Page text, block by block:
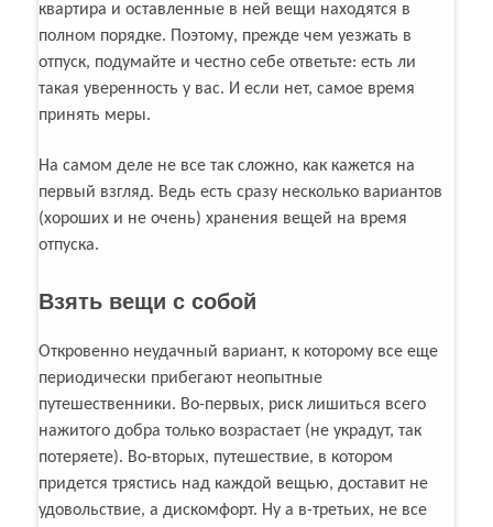
квартира и оставленные в ней вещи находятся в
полном порядке. Поэтому, прежде чем уезжать в
отпуск, подумайте и честно себе ответьте: есть ли
такая уверенность у вас. И если нет, самое время
принять меры.
На самом деле не все так сложно, как кажется на
первый взгляд. Ведь есть сразу несколько вариантов
(хороших и не очень) хранения вещей на время
отпуска.
Взять вещи с собой
Откровенно неудачный вариант, к которому все еще
периодически прибегают неопытные
путешественники. Во-первых, риск лишиться всего
нажитого добра только возрастает (не украдут, так
потеряете). Во-вторых, путешествие, в котором
придется трястись над каждой вещью, доставит не
удовольствие, а дискомфорт. Ну а в-третьих, не все